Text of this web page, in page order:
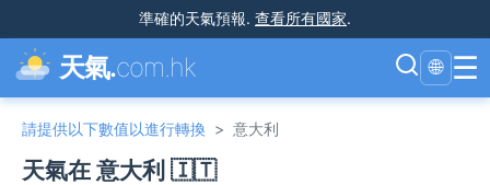
準確的天氣預報. 查看所有國家.
天氣.com.hk 🌐 ☰
請提供以下數值以進行轉換 > 意大利
天氣在 意大利 🇮🇹